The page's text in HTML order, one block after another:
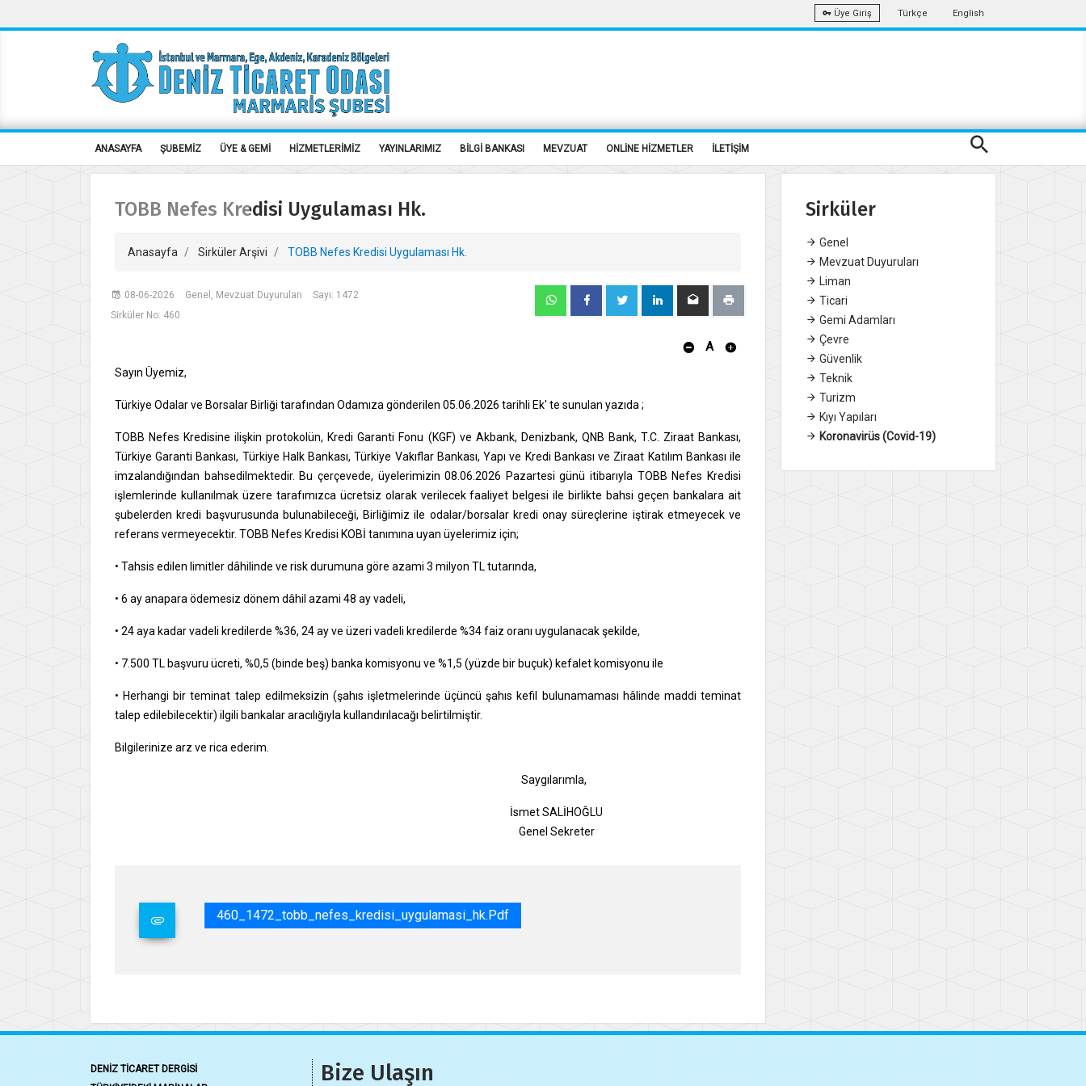
Üye Giriş Türkçe English
ANASAYFA ŞUBEMİZ ÜYE & GEMİ HİZMETLERİMİZ YAYINLARIMIZ BİLGİ BANKASI MEVZUAT ONLİNE HİZMETLER İLETİŞİM
TOBB Nefes Kredisi Uygulaması Hk.
Anasayfa Sirküler Arşivi TOBB Nefes Kredisi Uygulaması Hk.
08-06-2026 Genel, Mevzuat Duyuruları
Sayı: 1472
Sirküler No: 460
A
Sayın Üyemiz,
Türkiye Odalar ve Borsalar Birliği tarafından Odamıza gönderilen 05.06.2026 tarihli Ek' te sunulan yazıda ;
TOBB Nefes Kredisine ilişkin protokolün, Kredi Garanti Fonu (KGF) ve Akbank, Denizbank, QNB Bank, T.C. Ziraat Bankası,
Türkiye Garanti Bankası, Türkiye Halk Bankası, Türkiye Vakıflar Bankası, Yapı ve Kredi Bankası ve Ziraat Katılım Bankası ile
imzalandığından bahsedilmektedir. Bu çerçevede, üyelerimizin 08.06.2026 Pazartesi günü itibarıyla TOBB Nefes Kredisi
işlemlerinde kullanılmak üzere tarafımızca ücretsiz olarak verilecek faaliyet belgesi ile birlikte bahsi geçen bankalara ait
şubelerden kredi başvurusunda bulunabileceği, Birliğimiz ile odalar/borsalar kredi onay süreçlerine iştirak etmeyecek ve
referans vermeyecektir. TOBB Nefes Kredisi KOBİ tanımına uyan üyelerimiz için;
• Tahsis edilen limitler dâhilinde ve risk durumuna göre azami 3 milyon TL tutarında,
• 6 ay anapara ödemesiz dönem dâhil azami 48 ay vadeli,
• 24 aya kadar vadeli kredilerde %36, 24 ay ve üzeri vadeli kredilerde %34 faiz oranı uygulanacak şekilde,
• 7.500 TL başvuru ücreti, %0,5 (binde beş) banka komisyonu ve %1,5 (yüzde bir buçuk) kefalet komisyonu ile
• Herhangi bir teminat talep edilmeksizin (şahıs işletmelerinde üçüncü şahıs kefil bulunamaması hâlinde maddi teminat
talep edilebilecektir) ilgili bankalar aracılığıyla kullandırılacağı belirtilmiştir.
Bilgilerinize arz ve rica ederim.
Saygılarımla,
İsmet SALİHOĞLU
Genel Sekreter
460_1472_tobb_nefes_kredisi_uygulamasi_hk.pdf
Sirküler
Genel
Mevzuat Duyuruları
Liman
Ticari
Gemi Adamları
Çevre
Güvenlik
Teknik
Turizm
Kıyı Yapıları
Koronavirüs (Covid-19)
DENİZ TİCARET DERGİSİ
Bize Ulaşın